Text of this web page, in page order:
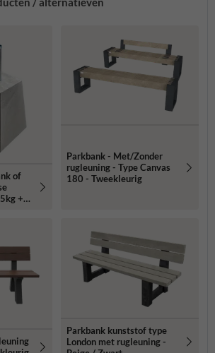
of
+
Parkbank - Met/Zonder
rugleuning - Type Canvas
180 - Tweekleurig
Parkbank kunststof type
London met rugleuning -